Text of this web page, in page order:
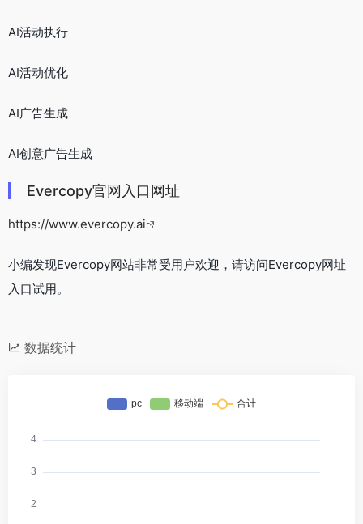
AI活动执行
AI活动优化
AI广告生成
AI创意广告生成
Evercopy官网入口网址
https://www.evercopy.ai
小编发现Evercopy网站非常受用户欢迎，请访问Evercopy网址
入口试用。
数据统计